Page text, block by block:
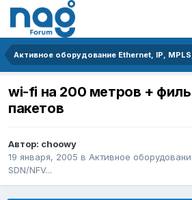
wi-fi на 200 метров +
пакетов
Автор: choowy
19 января, 2005 в Активное
SDN/NFV...